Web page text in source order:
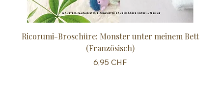
Ricorumi-Broschüre: Monster unter meinem Bett
(Französisch)
Preis
6,95 CHF